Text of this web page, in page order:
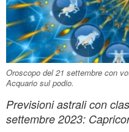
Oroscopo del 21 settembre con
Acquario sul podio.
Previsioni astrali con
settembre 2023: